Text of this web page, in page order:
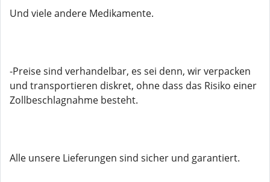
Und viele andere Medikamente.
-Preise sind verhandelbar, es sei denn, wir verpacken
und transportieren diskret, ohne dass das Risiko einer
Zollbeschlagnahme besteht.
Alle unsere Lieferungen sind sicher und garantiert.